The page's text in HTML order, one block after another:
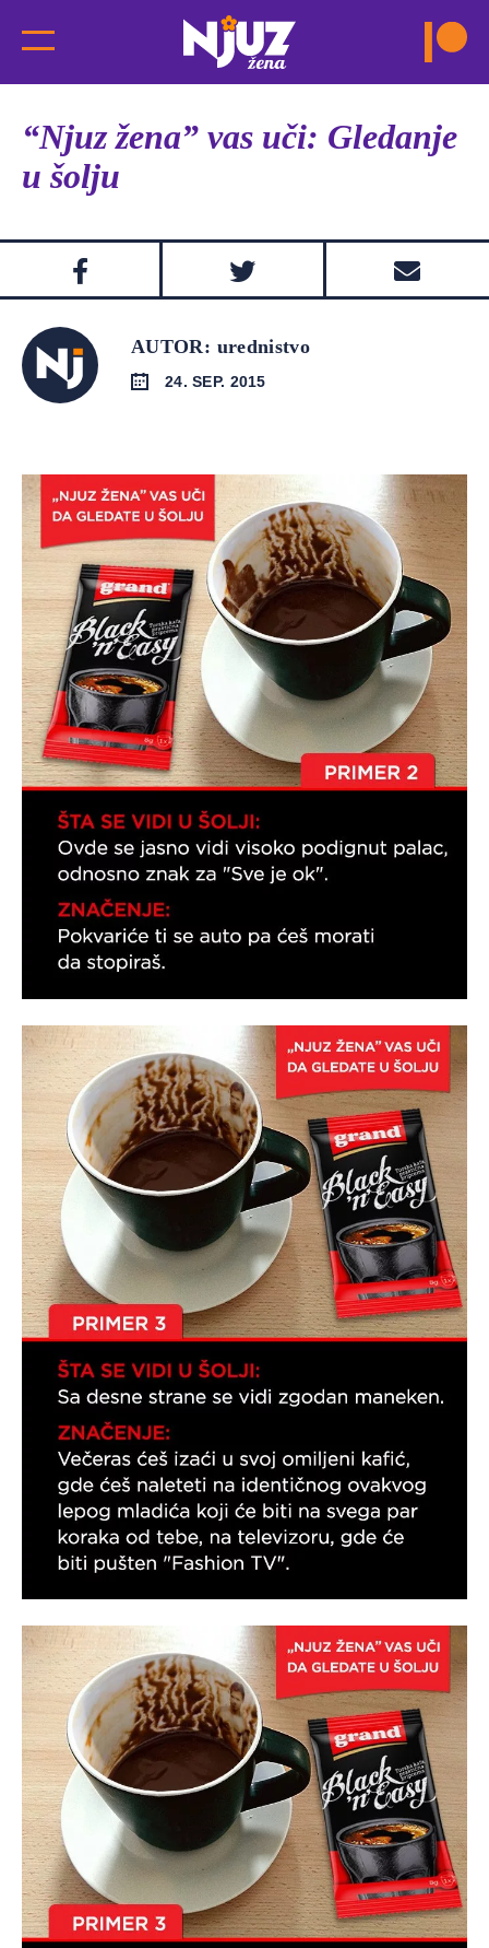
“Njuz žena” vas uči: Gledanje
u šolju
AUTOR: urednistvo
24. SEP. 2015